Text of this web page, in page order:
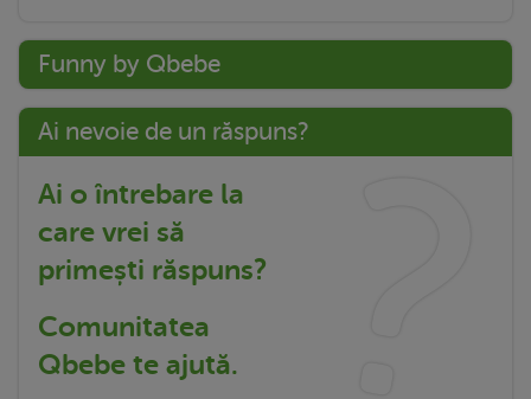
Funny by Qbebe
Ai nevoie de un răspuns?
Ai o întrebare la
care vrei să
primești răspuns?
Comunitatea
Qbebe te ajută.